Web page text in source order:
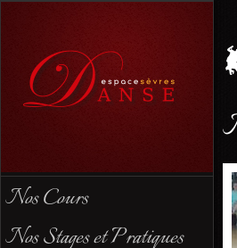
Nos Cours
Nos Stages et Pratiques